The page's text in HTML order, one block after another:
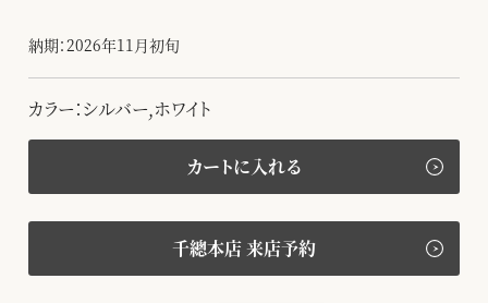
納期：2026年11月初旬
カラー：シルバー,ホワイト
カートに入れる
千總本店 来店予約